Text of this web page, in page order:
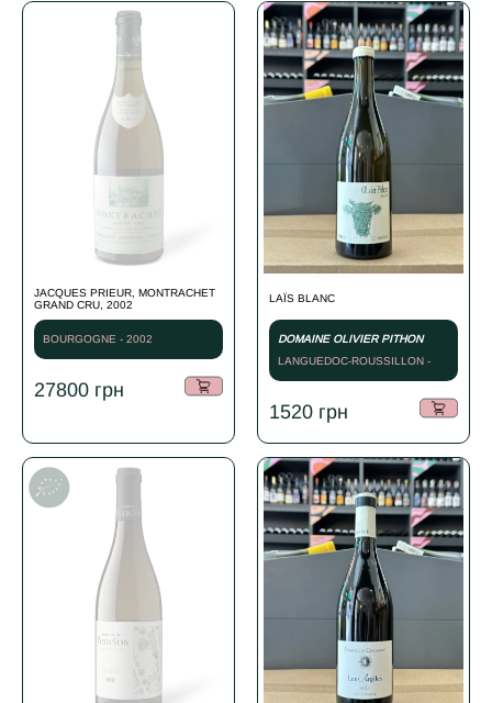
JACQUES PRIEUR, MONTRACHET
GRAND CRU, 2002
BOURGOGNE - 2002
27800 грн
LAЇS BLANC
DOMAINE OLIVIER PITHON
LANGUEDOC-ROUSSILLON -
СУХЕ БІЛЕ - 2023
1520 грн